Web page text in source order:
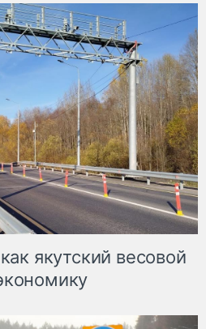
якутский весовой